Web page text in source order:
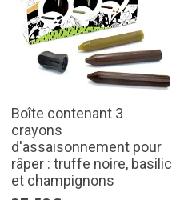
Boîte contenant 3
crayons
d'assaisonnement pour
râper : truffe noire, basilic
et champignons